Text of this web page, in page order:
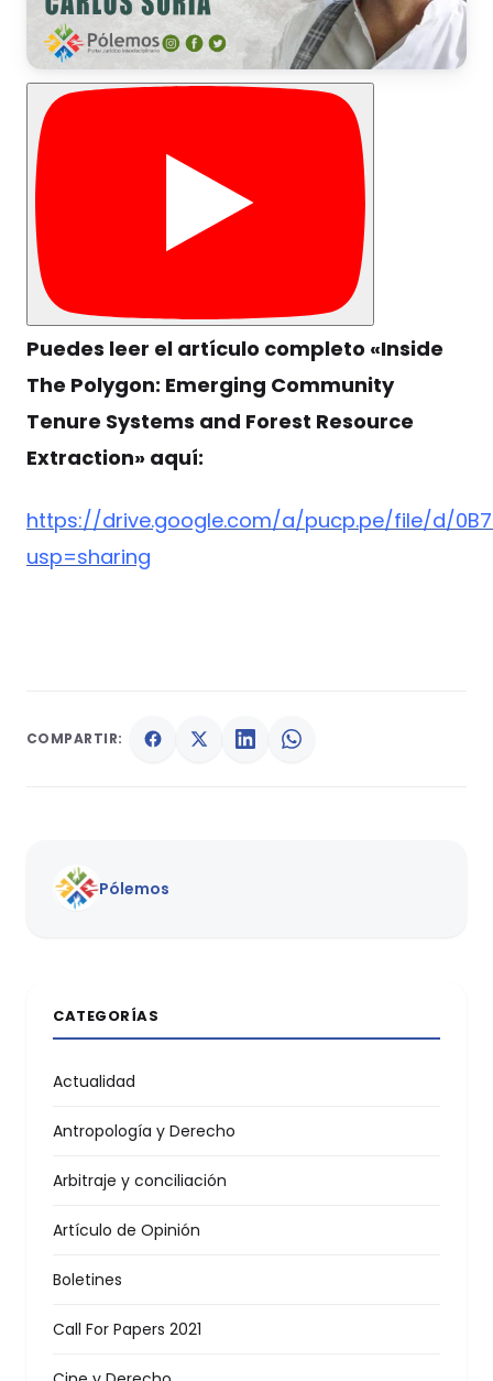
Puedes leer el artículo completo «Inside
The Polygon: Emerging Community
Tenure Systems and Forest Resource
Extraction» aquí:
https://drive.google.com/a/pucp.pe/file/d/
usp=sharing
COMPARTIR:
Pólemos
CATEGORÍAS
Actualidad
Antropología y Derecho
Arbitraje y conciliación
Artículo de Opinión
Boletines
Call For Papers 2021